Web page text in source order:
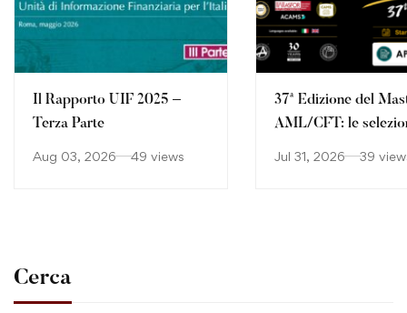
Il Rapporto UIF 2025 –
Terza Parte
Aug 03, 2026 49 views
37ª Edizione del
AML/CFT: le
Jul 31, 2026 39
Cerca